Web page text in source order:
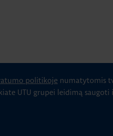
politikoje numatytomis
UTU grupei leidimą